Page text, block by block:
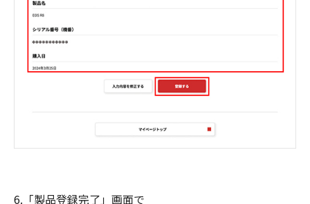
6.「製品登録完了」画面で